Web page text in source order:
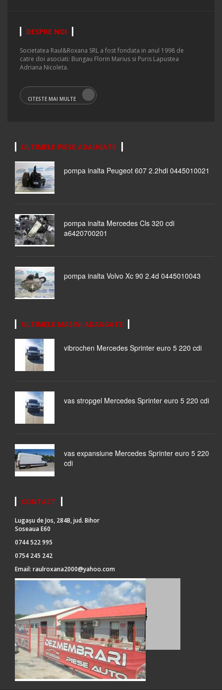
DESPRE NOI
Societatea Raul&Roxana SRL a fost fondata in anul 1998 de
catre doi asociati: Bungau Florin Marius si Puris Lapustea
Adriana Nicoleta.
CITESTE MAI MULTE
ULTIMELE PIESE ADAUGATE
pompa inalta Peugeot 607 2.2hdi 0445010021
pompa inalta Mercedes Cls 320 cdi
a6420700201
pompa inalta Volvo Xc 90 2.4d 0445010043
ULTIMELE MASINI ADAUGATE
vibrochen Mercedes Sprinter euro 5 220 cdi
vas stropgel Mercedes Sprinter euro 5 220 cdi
vas expansiune Mercedes Sprinter euro 5 220
cdi
CONTACT
Lugașu de Jos, 284B, jud. Bihor
Soseaua E60
0744 522 995
0754 245 242
Email: raulroxana2000@yahoo.com